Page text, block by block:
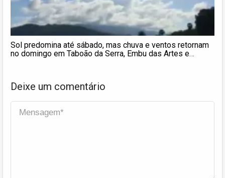
Sol predomina até sábado, mas chuva e ventos retornam
no domingo em Taboão da Serra, Embu das Artes e
Deixe um comentário